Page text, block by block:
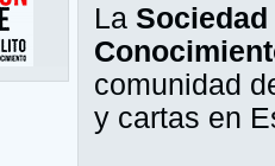
La
comunidad
y cartas en